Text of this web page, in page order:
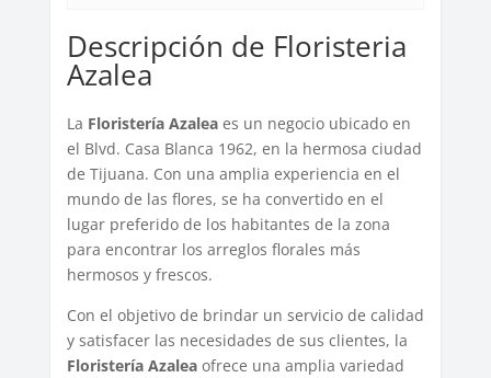
Descripción de Floristeria
Azalea
La Floristería Azaleaes un negocio ubicado en
el Blvd. Casa Blanca 1962, en la hermosa ciudad
de Tijuana. Con una amplia experiencia en el
mundo de las flores, se ha convertido en el
lugar preferido de los habitantes de la zona
para encontrar los arreglos florales más
hermosos y frescos.
Con el objetivo de brindar un servicio de calidad
y satisfacer las necesidades de sus clientes, la
Floristería Azaleaofrece una amplia variedad